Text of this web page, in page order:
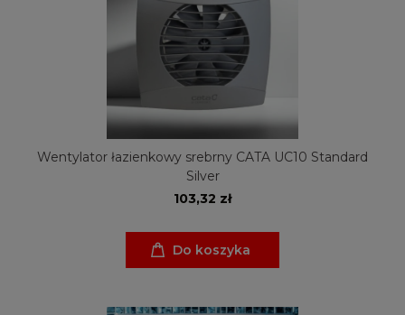
Wentylator łazienkowy srebrny CATA UC10 Standard
Silver
103,32 zł
Do koszyka